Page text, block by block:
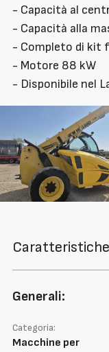
- Capacità al
- Capacità alla
- Completo di kit
- Motore 88 kW
- Disponibile nel
Caratteristiche
Generali:
Categoria:
Macchine per